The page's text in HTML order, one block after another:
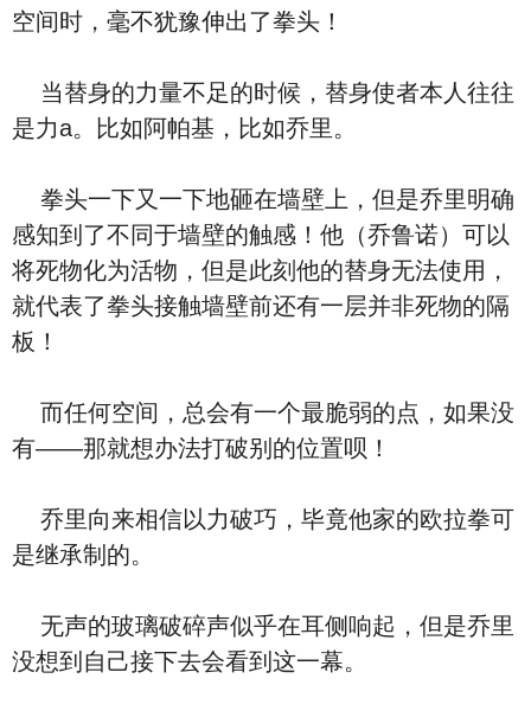
空间时，毫不犹豫伸出了拳头！
当替身的力量不足的时候，替身使者本人往往
是力a。比如阿帕基，比如乔里。
拳头一下又一下地砸在墙壁上，但是乔里明确
感知到了不同于墙壁的触感！他（乔鲁诺）可以
将死物化为活物，但是此刻他的替身无法使用，
就代表了拳头接触墙壁前还有一层并非死物的隔
板！
而任何空间，总会有一个最脆弱的点，如果没
有——那就想办法打破别的位置呗！
乔里向来相信以力破巧，毕竟他家的欧拉拳可
是继承制的。
无声的玻璃破碎声似乎在耳侧响起，但是乔里
没想到自己接下去会看到这一幕。